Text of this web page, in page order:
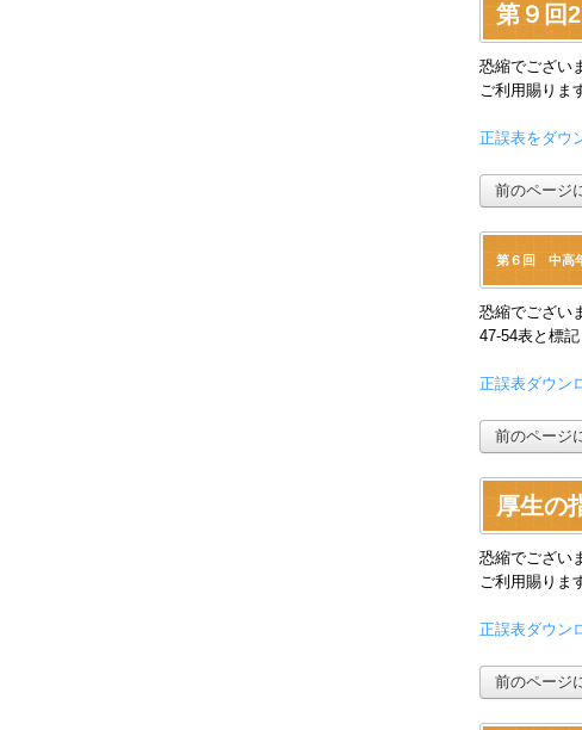
第９回
恐縮でござい
ご利用賜りま
正誤表をダウ
前のページ
第６回 中高
恐縮でござい
47-54表と標
正誤表ダウン
前のページ
厚生の
恐縮でござい
ご利用賜りま
正誤表ダウン
前のページ